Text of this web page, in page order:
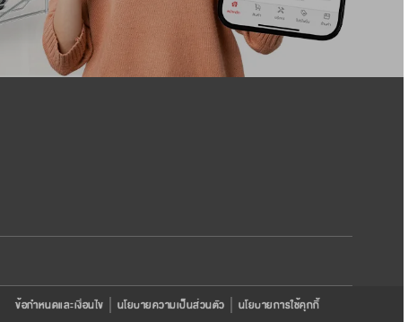
ข้อกำหนดและเงื่อนไข นโยบายความเป็นส่วนตัว นโยบายการใช้คุกกี้